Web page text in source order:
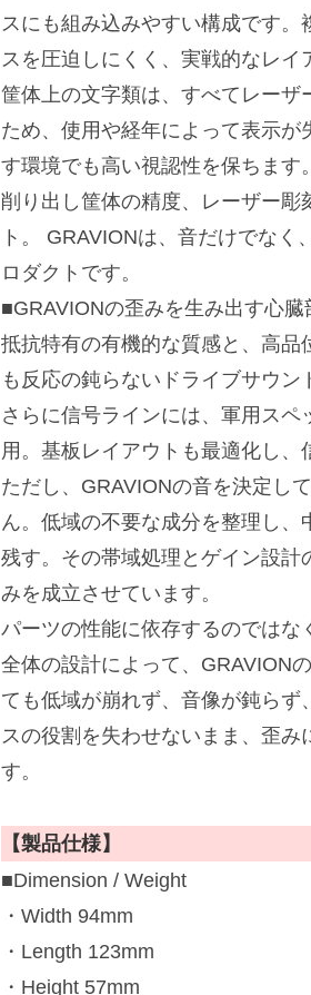
スにも組み込みやすい構成です
スを圧迫しにくく、実戦的なレイ
筐体上の文字類は、すべてレー
ため、使用や経年によって表示
す環境でも高い視認性を保ちます。
削り出し筐体の精度、レーザー彫
ト。 GRAVIONは、音だけでな
ロダクトです。
■GRAVIONの歪みを生み出す心
抵抗特有の有機的な質感と、高品
も反応の鈍らないドライブサウン
さらに信号ラインには、軍用ス
用。基板レイアウトも最適化し、
ただし、GRAVIONの音を決定し
ん。低域の不要な成分を整理し
残す。その帯域処理とゲイン設
みを成立させています。
パーツの性能に依存するのではな
全体の設計によって、GRAVION
ても低域が崩れず、音像が鈍ら
スの役割を失わせないまま、歪
す。
【製品仕様】
■Dimension / Weight
・Width 94mm
・Length 123mm
・Height 57mm